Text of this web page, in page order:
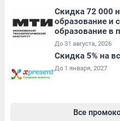
Скидка 72 000
образование и
образование в
До 31 августа, 2026
Скидка 5% на
До 1 января, 2027
Все